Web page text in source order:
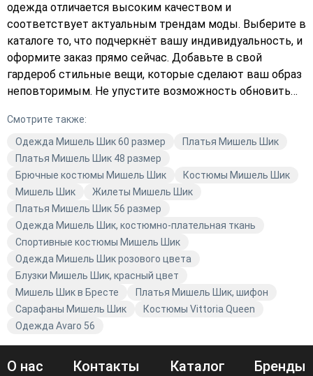
одежда отличается высоким качеством и
соответствует актуальным трендам моды. Выберите в
каталоге то, что подчеркнёт вашу индивидуальность, и
оформите заказ прямо сейчас. Добавьте в свой
гардероб стильные вещи, которые сделают ваш образ
неповторимым. Не упустите возможность обновить
Шик. Закажите с доставкой уже сегодня и
наслаждайтесь комфортом и стилем.
Смотрите также:
Одежда Мишель Шик 60 размер
Платья Мишель Шик
Платья Мишель Шик 48 размер
Брючные костюмы Мишель Шик
Костюмы Мишель Шик
Мишель Шик
Жилеты Мишель Шик
Платья Мишель Шик 56 размер
Одежда Мишель Шик, костюмно-плательная ткань
Спортивные костюмы Мишель Шик
Одежда Мишель Шик розового цвета
Блузки Мишель Шик, красный цвет
Мишель Шик в Бресте
Платья Мишель Шик, шифон
Сарафаны Мишель Шик
Костюмы Vittoria Queen
Одежда Avaro 56
О нас Контакты Каталог Бренды